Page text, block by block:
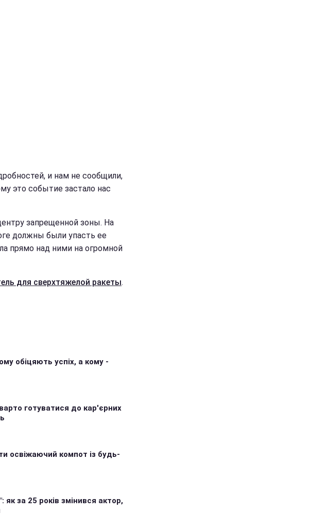
и нам не сообщили,
это событие застало нас
запрещенной зоны. На
должны были упасть ее
прямо над ними на огромной
для сверхтяжелой ракеты.
обіцяють успіх, а кому -
готуватися до кар'єрних
освіжаючий компот із будь-
як за 25 років змінився актор,